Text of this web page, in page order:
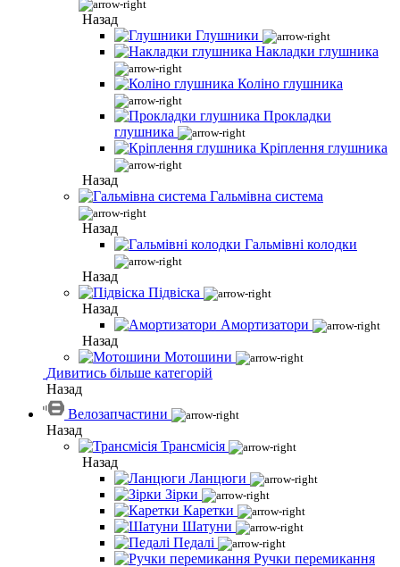
Назад
Глушники
Накладки глушника
Коліно глушника
Прокладки
глушника
Кріплення глушника
Назад
Гальмівна система
Назад
Гальмівні колодки
Назад
Підвіска
Назад
Амортизатори
Назад
Мотошини
Дивитись більше категорій
Назад
Велозапчастини
Назад
Трансмісія
Назад
Ланцюги
Зірки
Каретки
Шатуни
Педалі
Ручки перемикання